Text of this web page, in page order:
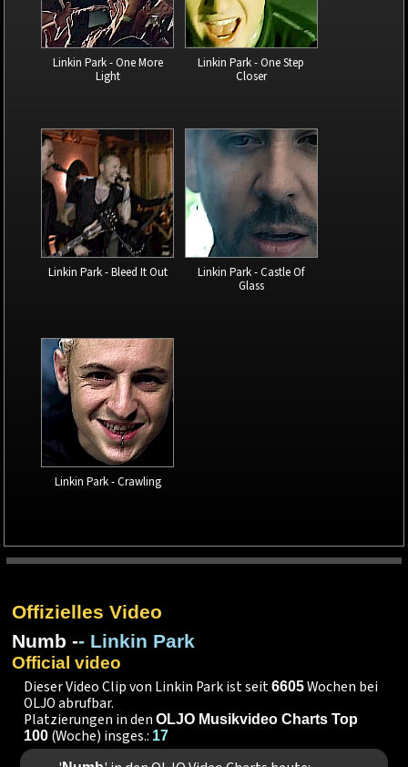
Linkin Park - One More
Light
Linkin Park - One Step
Closer
Linkin Park - Bleed It Out
Linkin Park - Castle Of
Glass
Linkin Park - Crawling
Offizielles Video
Numb -- Linkin Park
Official video
Dieser Video Clip von Linkin Park ist seit6605Wochen bei
OLJO abrufbar.
Platzierungen in denOLJO Musikvideo Charts Top
100 (Woche) insges.: 17